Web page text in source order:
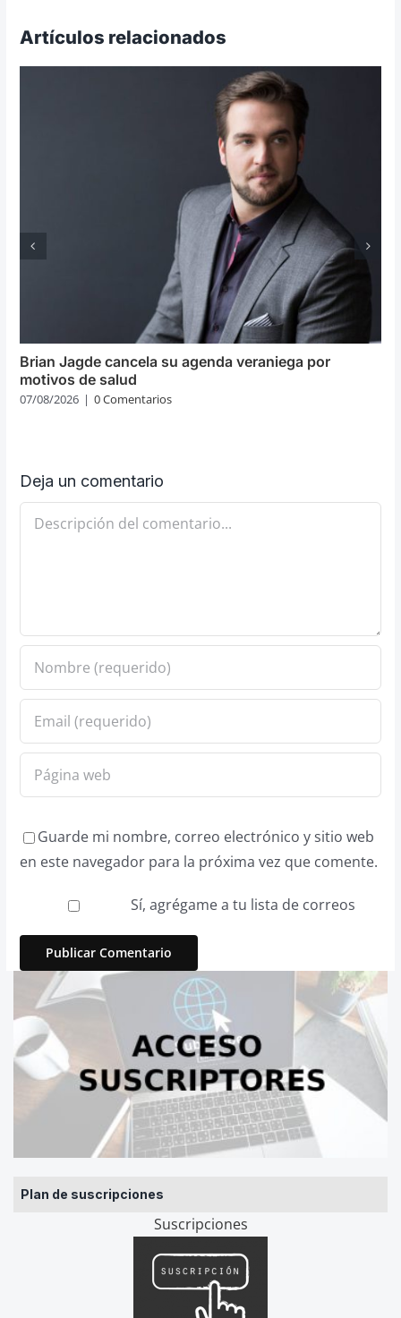
Plan de suscripciones
Suscripciones
Artículos relacionados
Brian Jagde cancela su agenda veraniega por
motivos de salud
07/08/2026 | 0 Comentarios
Deja un comentario
Comentario
Guarde mi nombre, correo electrónico y sitio web
en este navegador para la próxima vez que comente.
Sí, agrégame a tu lista de correos